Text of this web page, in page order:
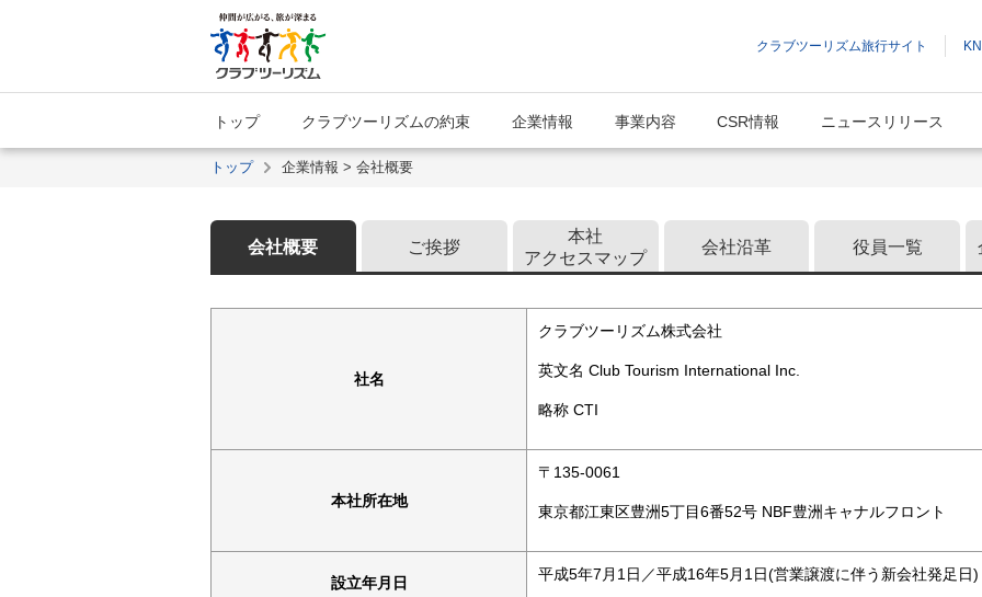
クラブツーリズム旅行サイト
トップ クラブツーリズムの約束 企業情報 事業内容 CSR情報 ニュースリリース
トップ 企業情報 > 会社概要
企業情報
会社概要 ご挨拶
本社
アクセスマップ
会社沿革 役員一覧
社名
クラブツーリズム株式会社
英文名 Club Tourism International Inc.
略称 CTI
本社所在地
〒135-0061
東京都江東区豊洲5丁目6番52号 NBF豊洲キャナルフロント
設立年月日 平成5年7月1日／平成16年5月1日(営業譲渡に伴う新会社発足日)